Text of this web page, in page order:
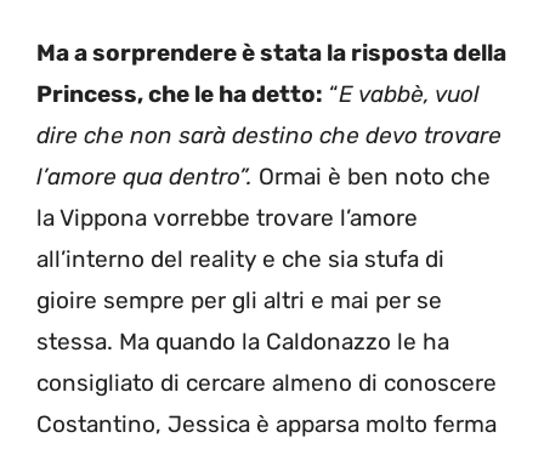
Ma a sorprendere è stata la risposta della
Princess, che le ha detto: “E vabbè, vuol
dire che non sarà destino che devo trovare
l’amore qua dentro”. Ormai è ben noto che
la Vippona vorrebbe trovare l’amore
all’interno del reality e che sia stufa di
gioire sempre per gli altri e mai per se
stessa. Ma quando la Caldonazzo le ha
consigliato di cercare almeno di conoscere
Costantino, Jessica è apparsa molto ferma